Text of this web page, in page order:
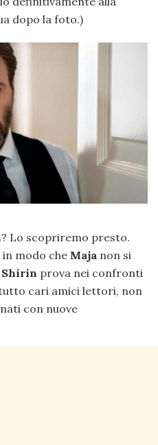
dopo la foto.)
? Lo scopriremo presto.
in modo che Maja non si
Shirin prova nei confronti
cari amici lettori, non
con nuove